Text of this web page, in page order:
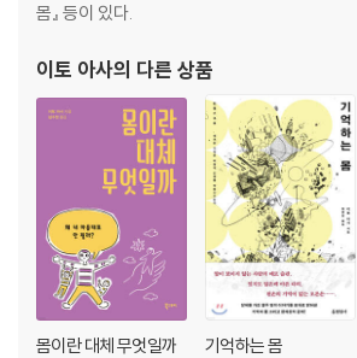
몸』 등이 있다.
이토 아사의 다른 상품
몸이란 대체 무엇일까 기억하는 몸